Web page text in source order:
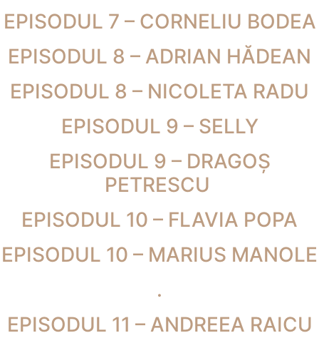
EPISODUL 7 – CORNELIU BODEA
EPISODUL 8 – ADRIAN HĂDEAN
EPISODUL 8 – NICOLETA RADU
EPISODUL 9 – SELLY
EPISODUL 9 – DRAGOȘ
PETRESCU
EPISODUL 10 – FLAVIA POPA
EPISODUL 10 – MARIUS MANOLE
.
EPISODUL 11 – ANDREEA RAICU